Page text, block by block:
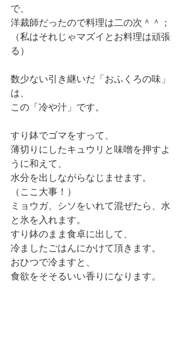
で、
洋裁師だったので料理は二の次＾＾；
（私はそれじゃマズイとお料理は頑張
る）
数少ない引き継いだ「おふくろの味」
は、
この「冷や汁」です。
すり鉢でゴマをすって、
薄切りにしたキュウリと味噌を押すよ
うに和えて、
水分を出しながらなじませます。
（ここ大事！）
ミョウガ、シソをいれて混ぜたら、水
と氷を入れます。
すり鉢のまま食卓に出して、
冷ましたごはんにかけて頂きます。
おひつで冷ますと、
食欲をそそるいい香りになります。